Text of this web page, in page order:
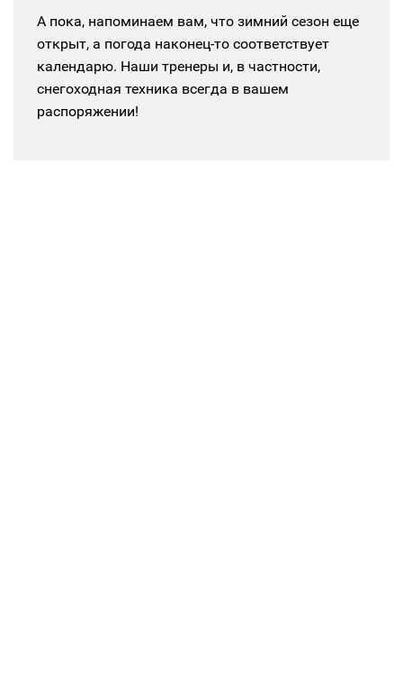
А пока, напоминаем вам, что зимний сезон еще
открыт, а погода наконец-то соответствует
календарю. Наши тренеры и, в частности,
снегоходная техника всегда в вашем
распоряжении!